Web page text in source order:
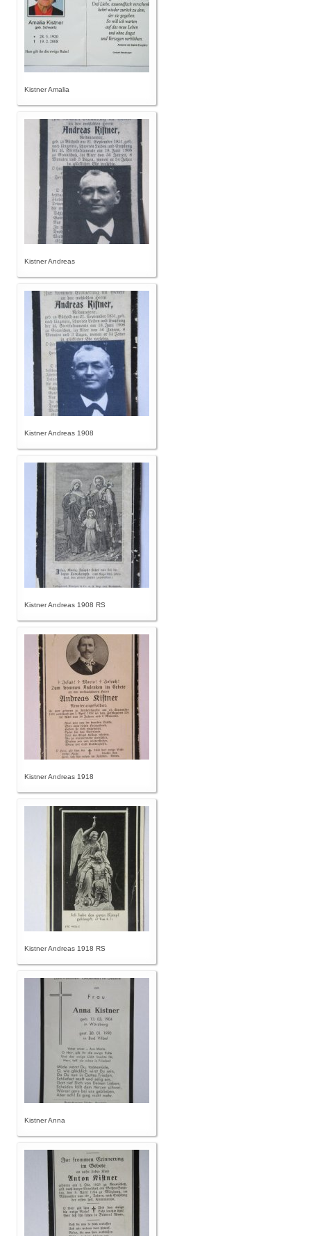
Kistner Amalia
Kistner Andreas
Kistner Andreas 1908
Kistner Andreas 1908 RS
Kistner Andreas 1918
Kistner Andreas 1918 RS
Kistner Anna